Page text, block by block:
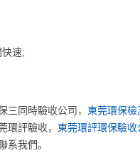
速;
同時驗收公司， 東莞環保檢
環評驗收， 東莞環評環保驗收
系我們。